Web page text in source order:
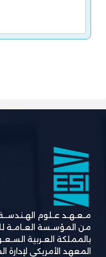
مـعـهـد عـلوم
من المؤسـسة العـامـة
بالمملكة العـربية